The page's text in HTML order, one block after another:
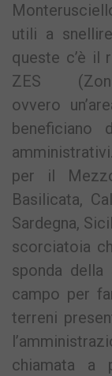
utili a
queste c’è il
ZES
ovvero
beneficiano
per il
Basilicata,
Sardegna,
scorciatoia
sponda
campo per
terreni
chiamata a